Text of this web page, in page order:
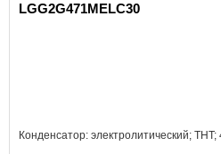
LGG2G471MELC30
Конденсатор: электролитический;